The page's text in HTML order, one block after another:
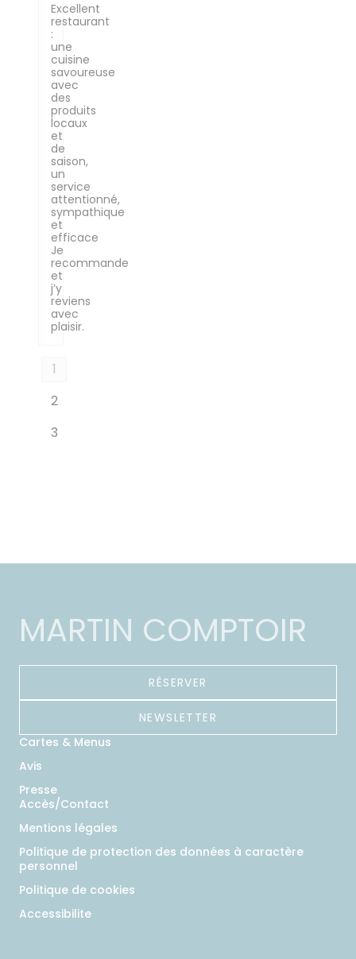
Excellent
restaurant
:
une
cuisine
savoureuse
avec
des
produits
locaux
et
de
saison,
un
service
attentionné,
sympathique
et
efficace
Je
recommande
et
j’y
reviens
avec
plaisir.
1
2
3
MARTIN COMPTOIR
RÉSERVER
NEWSLETTER
Cartes & Menus
Avis
Presse
Accès/Contact
Mentions légales
Politique de protection des données à caractère
personnel
Politique de cookies
Accessibilite